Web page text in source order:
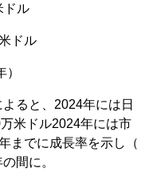
ドル
ドル
ると、2024年には日
米ドル2024年には市
までに成長率を示し（
間に。